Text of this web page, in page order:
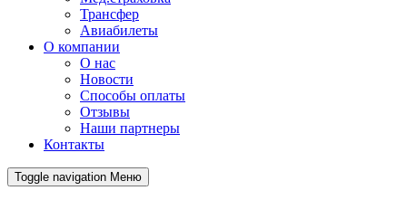
Трансфер
Авиабилеты
О компании
О нас
Новости
Способы оплаты
Отзывы
Наши партнеры
Контакты
Toggle navigation Меню